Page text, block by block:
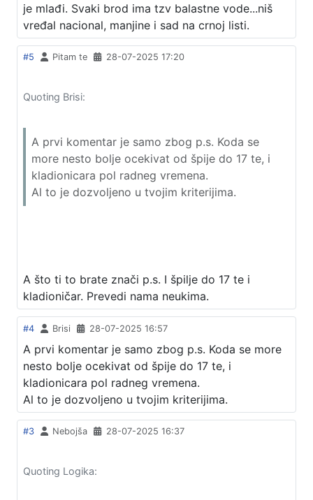
je mlađi. Svaki brod ima tzv balastne vode...niš
vređal nacional, manjine i sad na crnoj listi.
#5 Pitam te 28-07-2025 17:20
Quoting Brisi:
A prvi komentar je samo zbog p.s. Koda se
more nesto bolje ocekivat od špije do 17 te, i
kladionicara pol radneg vremena.
Al to je dozvoljeno u tvojim kriterijima.
A što ti to brate znači p.s. I špilje do 17 te i
kladioničar. Prevedi nama neukima.
#4 Brisi 28-07-2025 16:57
A prvi komentar je samo zbog p.s. Koda se more
nesto bolje ocekivat od špije do 17 te, i
kladionicara pol radneg vremena.
Al to je dozvoljeno u tvojim kriterijima.
#3 Nebojša 28-07-2025 16:37
Quoting Logika: